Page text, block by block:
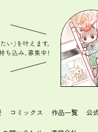
コミックス 作品一覧 公
きたい」を叶えます。